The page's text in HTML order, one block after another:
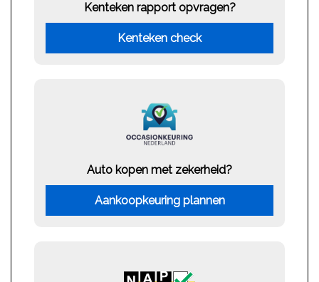
Kenteken rapport opvragen?
Kenteken check
Auto kopen met zekerheid?
Aankoopkeuring plannen